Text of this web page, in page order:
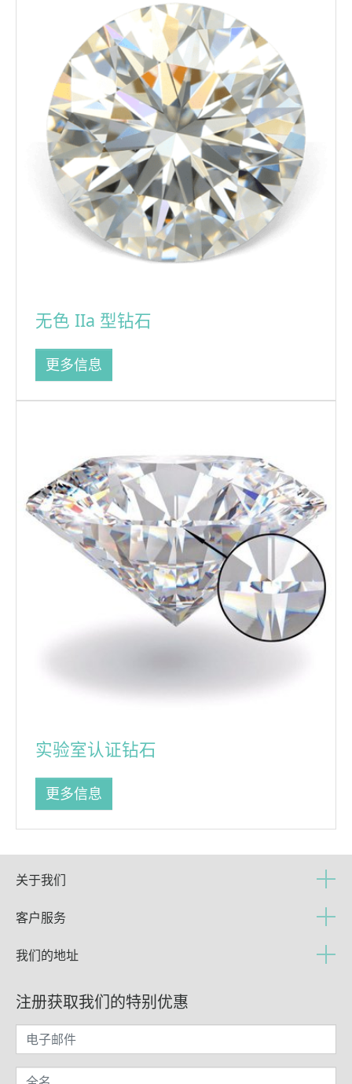
无色 IIa 型钻石
更多信息
实验室认证钻石
更多信息
关于我们
客户服务
我们的地址
注册获取我们的特别优惠